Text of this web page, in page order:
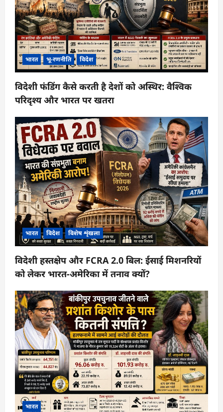
भारत भू-रणनीति विदेश
विदेशी फंडिंग कैसे करती है देशों को अस्थिर: वैश्विक
परिदृश्य और भारत पर खतरा
भारत विदेश विशेष शृंखला
विदेशी हस्तक्षेप और FCRA 2.0 बिल: ईसाई मिशनरियों
को लेकर भारत-अमेरिका में तनाव क्यों?
भारत